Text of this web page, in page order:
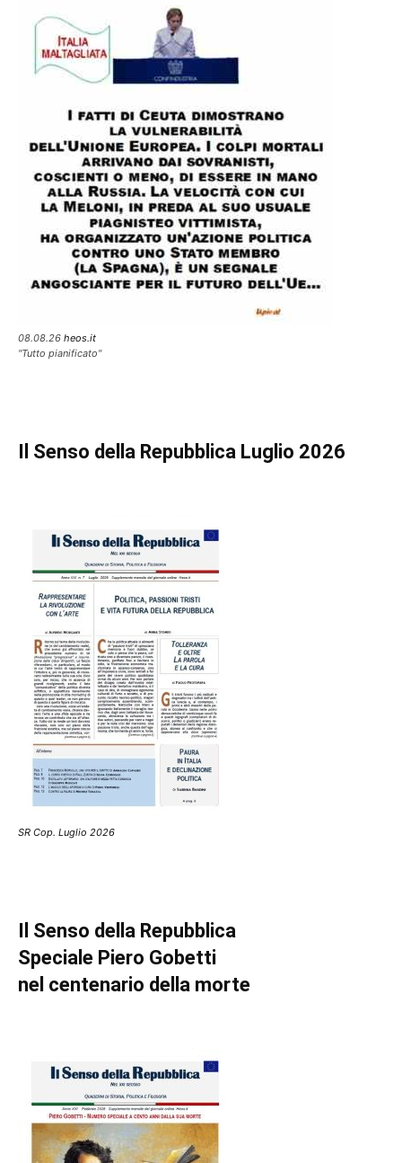
08.08.26 heos.it
"Tutto pianificato"
Il Senso della Repubblica Luglio 2026
SR Cop. Luglio 2026
Il Senso della Repubblica
Speciale Piero Gobetti
nel centenario della morte